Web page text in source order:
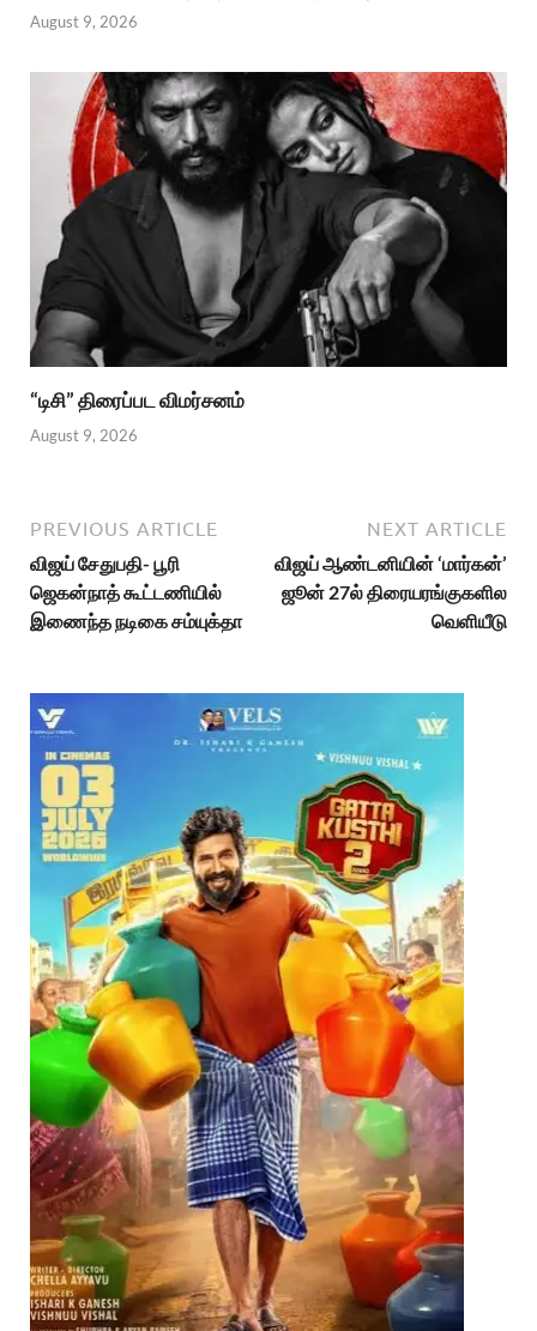
August 9, 2026
“டிசி” திரைப்பட விமர்சனம்
August 9, 2026
PREVIOUS ARTICLE
விஜய் சேதுபதி- பூரி
ஜெகன்நாத் கூட்டணியில்
இணைந்த நடிகை சம்யுக்தா
NEXT ARTICLE
விஜய் ஆண்டனியின் ‘மார்கன்’
ஜூன் 27ல் திரையரங்குகளில
வெளியீடு